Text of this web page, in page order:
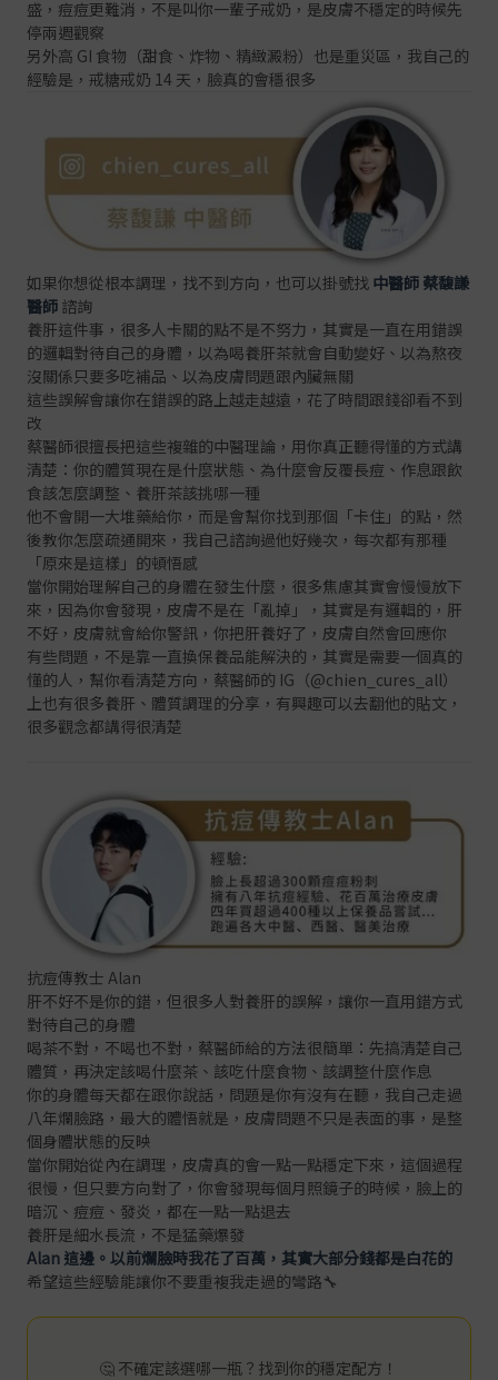
盛，痘痘更難消，不是叫你一輩子戒奶，是皮膚不穩定的時候先
停兩週觀察
另外高 GI 食物（甜食、炸物、精緻澱粉）也是重災區，我自己的
經驗是，戒糖戒奶 14 天，臉真的會穩很多
如果你想從根本調理，找不到方向，也可以掛號找 中醫師 蔡馥謙
醫師 諮詢
養肝這件事，很多人卡關的點不是不努力，其實是一直在用錯誤
的邏輯對待自己的身體，以為喝養肝茶就會自動變好、以為熬夜
沒關係只要多吃補品、以為皮膚問題跟內臟無關
這些誤解會讓你在錯誤的路上越走越遠，花了時間跟錢卻看不到
改
蔡醫師很擅長把這些複雜的中醫理論，用你真正聽得懂的方式講
清楚：你的體質現在是什麼狀態、為什麼會反覆長痘、作息跟飲
食該怎麼調整、養肝茶該挑哪一種
他不會開一大堆藥給你，而是會幫你找到那個「卡住」的點，然
後教你怎麼疏通開來，我自己諮詢過他好幾次，每次都有那種
「原來是這樣」的頓悟感
當你開始理解自己的身體在發生什麼，很多焦慮其實會慢慢放下
來，因為你會發現，皮膚不是在「亂掉」，其實是有邏輯的，肝
不好，皮膚就會給你警訊，你把肝養好了，皮膚自然會回應你
有些問題，不是靠一直換保養品能解決的，其實是需要一個真的
懂的人，幫你看清楚方向，蔡醫師的 IG（@chien_cures_all）
上也有很多養肝、體質調理的分享，有興趣可以去翻他的貼文，
很多觀念都講得很清楚
抗痘傳教士 Alan
肝不好不是你的錯，但很多人對養肝的誤解，讓你一直用錯方式
對待自己的身體
喝茶不對，不喝也不對，蔡醫師給的方法很簡單：先搞清楚自己
體質，再決定該喝什麼茶、該吃什麼食物、該調整什麼作息
你的身體每天都在跟你說話，問題是你有沒有在聽，我自己走過
八年爛臉路，最大的體悟就是，皮膚問題不只是表面的事，是整
個身體狀態的反映
當你開始從內在調理，皮膚真的會一點一點穩定下來，這個過程
很慢，但只要方向對了，你會發現每個月照鏡子的時候，臉上的
暗沉、痘痘、發炎，都在一點一點退去
養肝是細水長流，不是猛藥爆發
Alan 這邊。以前爛臉時我花了百萬，其實大部分錢都是白花的
希望這些經驗能讓你不要重複我走過的彎路🔧
🤔 不確定該選哪一瓶？找到你的穩定配方！